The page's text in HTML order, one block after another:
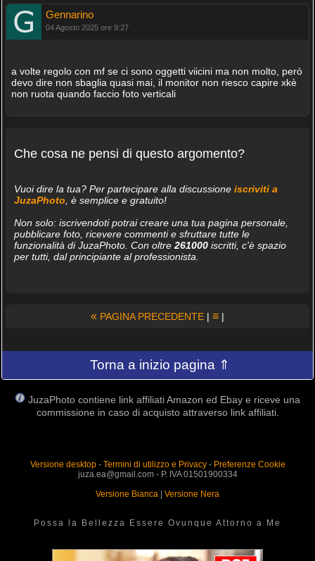
Gennarino
04 Agosto 2025 ore 9:27
a volte regolo con mf se ci sono oggetti viicini ma non molto, però
devo dire non sbaglia quasi mai, il monitor non riesco capire xkè
non ruota quando faccio foto verticali
Che cosa ne pensi di questo argomento?
Vuoi dire la tua? Per partecipare alla discussione iscriviti a
JuzaPhoto , è semplice e gratuito!
Non solo: iscrivendoti potrai creare una tua pagina personale,
pubblicare foto, ricevere commenti e sfruttare tutte le
funzionalità di JuzaPhoto. Con oltre 261000iscritti, c'è spazio
per tutti, dal principiante al professionista.
« PAGINA PRECEDENTE | ≡ |
Torna a inizio pagina ⇑
JuzaPhoto contiene link affiliati Amazon ed Ebay e riceve una
commissione in caso di acquisto attraverso link affiliati.
Versione desktop- Termini di utilizzo e Privacy- Preferenze Cookie
juza.ea@gmail.com - P. IVA 01501900334
Versione Bianca | Versione Nera
Possa la Bellezza Essere Ovunque Attorno a Me